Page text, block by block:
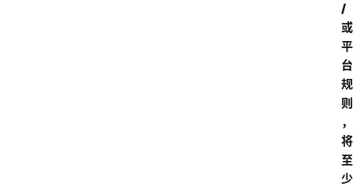
/
或
平
台
规
则
，
将
至
少